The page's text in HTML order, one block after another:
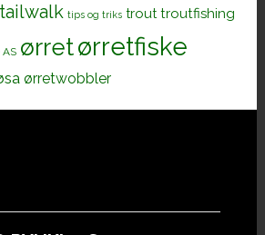
tailwalk tips og triks trout troutfishing
ørretørretfiske
ørretwobbler